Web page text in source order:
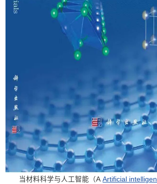
当材料科学与人工智能（A Artificial